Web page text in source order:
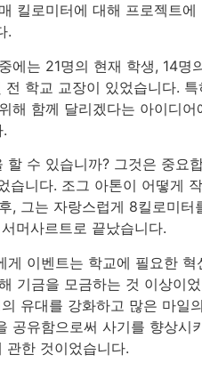
킬로미터에 대해 프로젝트에
.
에는 21명의 현재 학생, 14명
전 학교 교장이 있었습니다. 특
해 함께 달리겠다는 아이디어
할 수 있습니까? 그것은 중요
습니다. 조그 아톤이 어떻게
, 그는 자랑스럽게 8킬로미터
머사르트로 끝났습니다.
게 이벤트는 학교에 필요한 혁
기금을 모금하는 것 이상이
유대를 강화하고 많은 마일
공유함으로써 사기를 향상시
관한 것이었습니다.